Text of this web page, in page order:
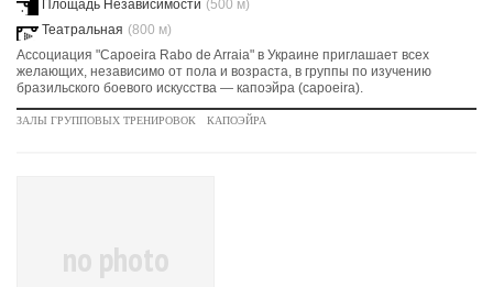
Площадь Независимости (500 м)
Театральная (800 м)
Ассоциация "Capoeira Rabo de Arraia" в Украине приглашает всех
желающих, независимо от пола и возраста, в группы по изучению
бразильского боевого искусства — капоэйра (capoeira).
ЗАЛЫ ГРУППОВЫХ ТРЕНИРОВОК КАПОЭЙРА
no photo